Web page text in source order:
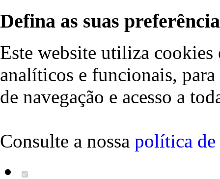
Defina as suas
Este website utiliza cookies
analíticos e funcionais,
de navegação e acesso a
Consulte a nossa política de